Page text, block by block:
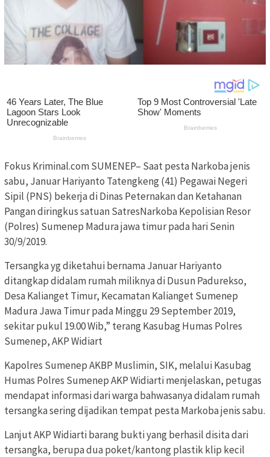
Fokus Kriminal.com SUMENEP– Saat pesta Narkoba jenis
sabu, Januar Hariyanto Tatengkeng (41) Pegawai Negeri
Sipil (PNS) bekerja di Dinas Peternakan dan Ketahanan
Pangan diringkus satuan SatresNarkoba Kepolisian Resor
(Polres) Sumenep Madura jawa timur pada hari Senin
30/9/2019.
Tersangka yg diketahui bernama Januar Hariyanto
ditangkap didalam rumah miliknya di Dusun Padurekso,
Desa Kalianget Timur, Kecamatan Kalianget Sumenep
Madura Jawa Timur pada Minggu 29 September 2019,
sekitar pukul 19.00 Wib,” terang Kasubag Humas Polres
Sumenep, AKP Widiart
Kapolres Sumenep AKBP Muslimin, SIK, melalui Kasubag
Humas Polres Sumenep AKP Widiarti menjelaskan, petugas
mendapat informasi dari warga bahwasanya didalam rumah
tersangka sering dijadikan tempat pesta Markoba jenis sabu.
Lanjut AKP Widiarti barang bukti yang berhasil disita dari
tersangka, berupa dua poket/kantong plastik klip kecil